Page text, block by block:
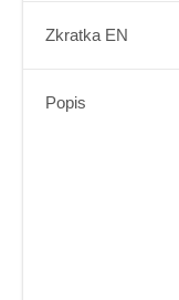
Zkratka EN
Popis